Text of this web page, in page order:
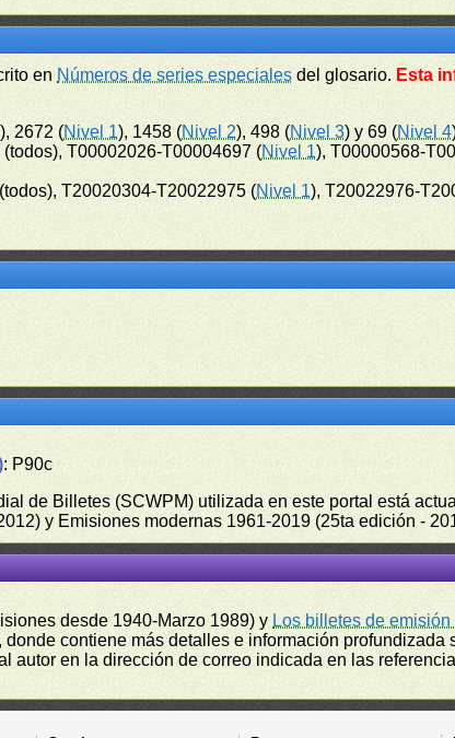
en Números de series especiales del glosario. Esta
2672 (Nivel 1), 1458 (Nivel 2), 498 (Nivel 3) y 69 (Nivel 4
T00002026-T00004697 (Nivel 1), T00000568-
T20020304-T20022975 (Nivel 1), T20022976-
: P90c
de Billetes (SCWPM) utilizada en este portal está
y Emisiones modernas 1961-2019 (25ta edición -
desde 1940-Marzo 1989) y Los billetes de
contiene más detalles e información
autor en la dirección de correo indicada en las